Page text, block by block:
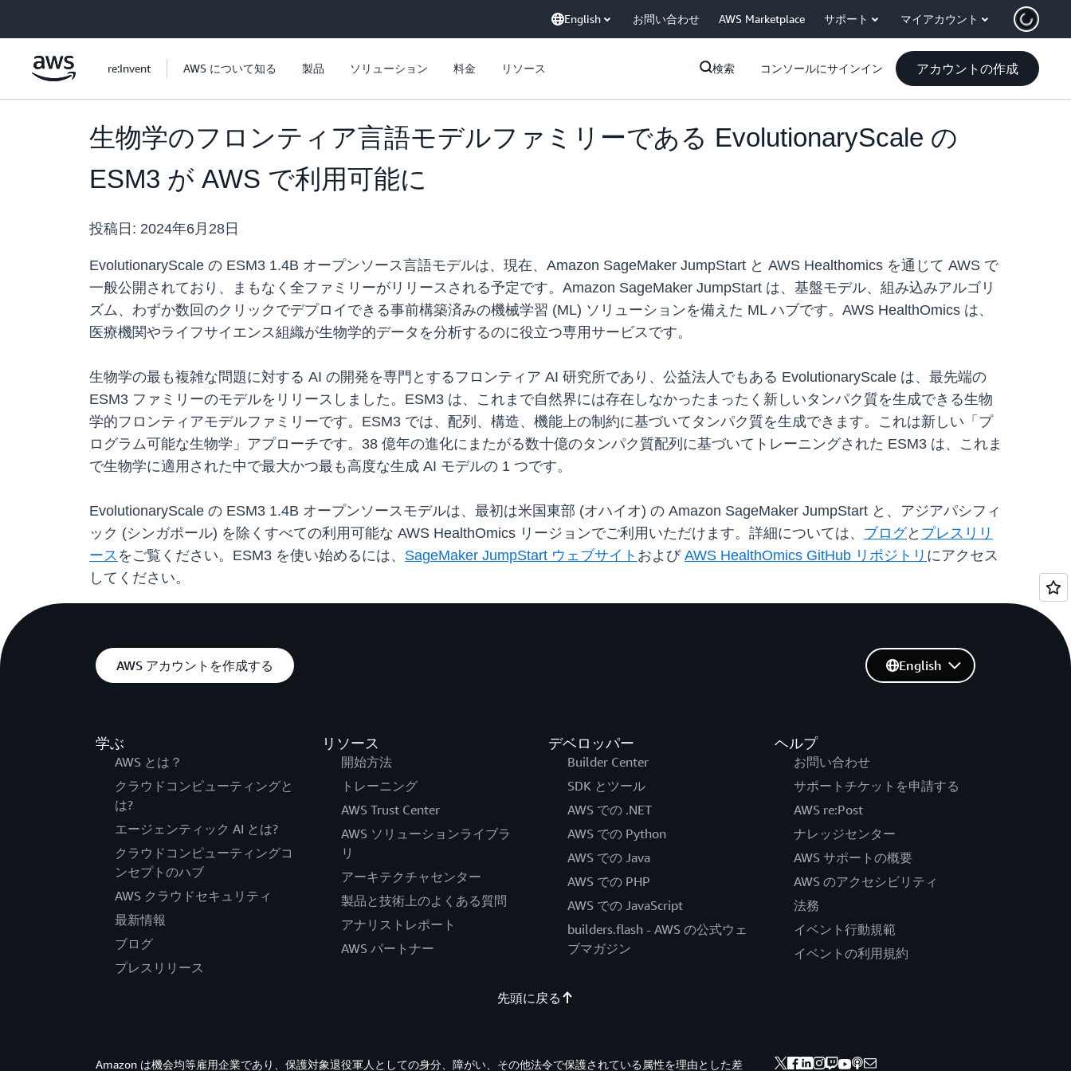
English お問い合わせ AWS Marketplace サポート マイアカウント
re:Invent AWS について知る 製品 ソリューション 料金 リソース 検索 コンソールにサインイン アカウントの作成
生物学のフロンティア言語モデルファミリーである EvolutionaryScale の
ESM3 が AWS で利用可能に
投稿日: 2024年6月28日
EvolutionaryScale の ESM3 1.4B オープンソース言語モデルは、現在、Amazon SageMaker JumpStart と AWS Healthomics を通じて AWS で
一般公開されており、まもなく全ファミリーがリリースされる予定です。Amazon SageMaker JumpStart は、基盤モデル、組み込みアルゴリ
ズム、わずか数回のクリックでデプロイできる事前構築済みの機械学習 (ML) ソリューションを備えた ML ハブです。AWS HealthOmics は、
医療機関やライフサイエンス組織が生物学的データを分析するのに役立つ専用サービスです。
生物学の最も複雑な問題に対する AI の開発を専門とするフロンティア AI 研究所であり、公益法人でもある EvolutionaryScale は、最先端の
ESM3 ファミリーのモデルをリリースしました。ESM3 は、これまで自然界には存在しなかったまったく新しいタンパク質を生成できる生物
学的フロンティアモデルファミリーです。ESM3 では、配列、構造、機能上の制約に基づいてタンパク質を生成できます。これは新しい「プ
ログラム可能な生物学」アプローチです。38 億年の進化にまたがる数十億のタンパク質配列に基づいてトレーニングされた ESM3 は、これま
で生物学に適用された中で最大かつ最も高度な生成 AI モデルの 1 つです。
EvolutionaryScale の ESM3 1.4B オープンソースモデルは、最初は米国東部 (オハイオ) の Amazon SageMaker JumpStart と、アジアパシフィ
ック (シンガポール) を除くすべての利用可能な AWS HealthOmics リージョンでご利用いただけます。詳細については、 ブログと プレスリリ
ース をご覧ください。ESM3 を使い始めるには、 SageMaker JumpStart ウェブサイト および AWS HealthOmics GitHub リポジトリ にアクセス
してください。
AWS アカウントを作成する
学ぶ
AWS とは？
クラウドコンピューティングと
は?
エージェンティック AI とは?
クラウドコンピューティングコ
ンセプトのハブ
AWS クラウドセキュリティ
最新情報
ブログ
プレスリリース
リソース
開始方法
トレーニング
AWS Trust Center
AWS ソリューションライブラ
リ
アーキテクチャセンター
製品と技術上のよくある質問
アナリストレポート
AWS パートナー
デベロッパー
Builder Center
SDK とツール
AWS での .NET
AWS での Python
AWS での Java
AWS での PHP
AWS での JavaScript
builders.flash - AWS の公式ウェ
ブマガジン
ヘルプ
お問い合わせ
サポートチケットを申請する
AWS re:Post
ナレッジセンター
AWS サポートの概要
AWS のアクセシビリティ
法務
イベント行動規範
イベントの利用規約
English
先頭に戻る
Amazon は機会均等雇用企業であり、保護対象退役軍人としての身分、障がい、その他法令で保護されている属性を理由とした差